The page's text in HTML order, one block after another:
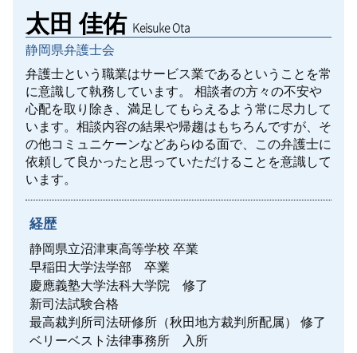
調布市 一般民事
東村山市 家事事件
不動産売買
不動産売買契約書 注意点
多摩市 家事事件
小平市 家事事件
八王子市 家事事件
遺言書
労働問題 解決方法
労働問題 セクハラ
未払い残業代 時効 裁判
労働問題 申し立て
労働問題 課題
労働問題 弁護士 相談
武蔵野市 労働問題
東村山市 労働問題
労働問題 海外
小平市 労働問題
労働問題 改善策
離婚したい 準備
財産分与
離婚 ペットの養育費
離婚 パワハラ
離婚裁判 期間
日野市 離婚 相談
親権
養育費 公正証書
離婚 裁判
離婚調停 流れ
離婚調停 期間
面会交流
離婚調停 費用 どちらが払う
太田 佳佑 Keisuke Ota
静岡県弁護士会
弁護士という職業はサービス業であるということを常
に意識して執務しています。
相談者の方々の不安や
心配を取り除き、満足してもらえるよう常に尽力して
います。相談内容の結果や帰趨はもちろんですが、そ
の他コミュニケーンなどあらゆる面で、この弁護士に
依頼して良かったと思っていただけることを意識して
います。
経歴
静岡県立沼津東高等学校 卒業
早稲田大学法学部 卒業
慶應義塾大学法科大学院 修了
新司法試験合格
最高裁判所司法研修所（秋田地方裁判所配属） 修了
ベリーベスト法律事務所 入所